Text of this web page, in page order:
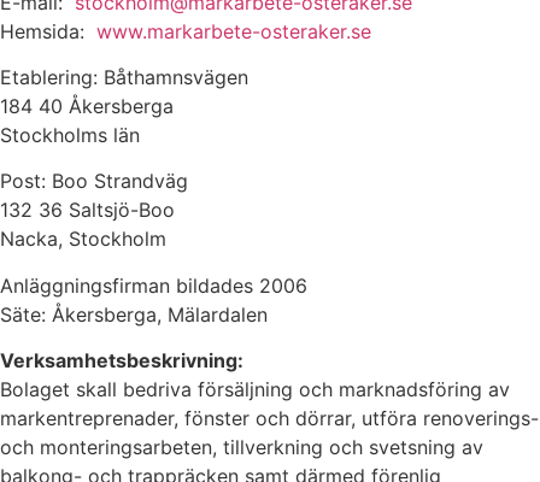
Hemsida: www.markarbete-osteraker.se
Etablering: Båthamnsvägen
184 40 Åkersberga
Stockholms län
Post: Boo Strandväg
132 36 Saltsjö-Boo
Nacka, Stockholm
Anläggningsfirman bildades 2006
Säte: Åkersberga, Mälardalen
Verksamhetsbeskrivning:
Bolaget skall bedriva försäljning och marknadsföring av
markentreprenader, fönster och dörrar, utföra renoverings-
och monteringsarbeten, tillverkning och svetsning av
balkong- och trappräcken samt därmed förenlig